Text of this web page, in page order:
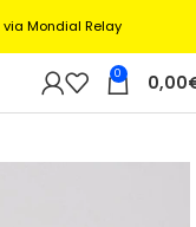
0 0,00
via Mondial Relay